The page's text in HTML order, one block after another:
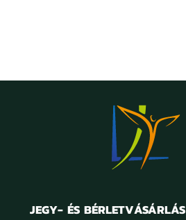
JEGY- ÉS BÉRLETVÁSÁRLÁS